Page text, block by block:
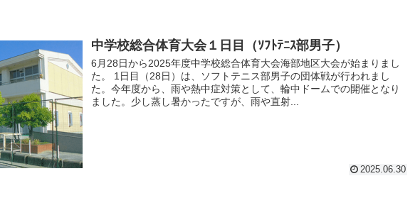
中学校総合体育大会１日目（ｿﾌﾄﾃﾆｽ部男子）
6月28日から2025年度中学校総合体育大会海部地区大会が始まりまし
た。 1日目（28日）は、ソフトテニス部男子の団体戦が行われまし
た。今年度から、雨や熱中症対策として、輪中ドームでの開催となり
ました。少し蒸し暑かったですが、雨や直射...
2025.06.30